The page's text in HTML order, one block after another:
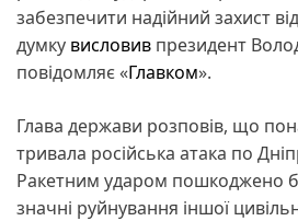
забезпечити надійний захист від
думку висловив президент
повідомляє «Главком».
Глава держави розповів, що
тривала російська атака по
Ракетним ударом пошкоджено
значні руйнування іншої